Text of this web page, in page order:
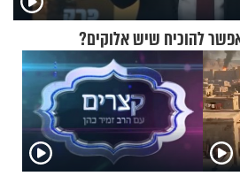
להוכיח שיש אלוקים?